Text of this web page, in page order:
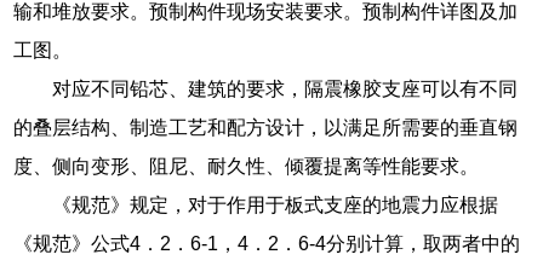
输和堆放要求。预制构件现场安装要求。预制构件详图及加
工图。
对应不同铅芯、建筑的要求，隔震橡胶支座可以有不同
的叠层结构、制造工艺和配方设计，以满足所需要的垂直钢
度、侧向变形、阻尼、耐久性、倾覆提离等性能要求。
《规范》规定，对于作用于板式支座的地震力应根据
《规范》公式4．2．6-1，4．2．6-4分别计算，取两者中的